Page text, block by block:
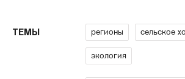
ТЕМЫ регионы сельское
экология